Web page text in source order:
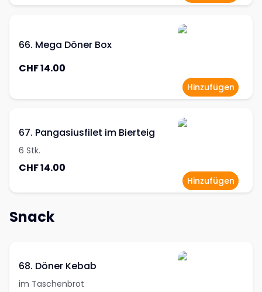
66. Mega Döner Box
CHF 14.00
Hinzufügen
67. Pangasiusfilet im Bierteig
6 Stk.
CHF 14.00
Hinzufügen
Snack
68. Döner Kebab
im Taschenbrot